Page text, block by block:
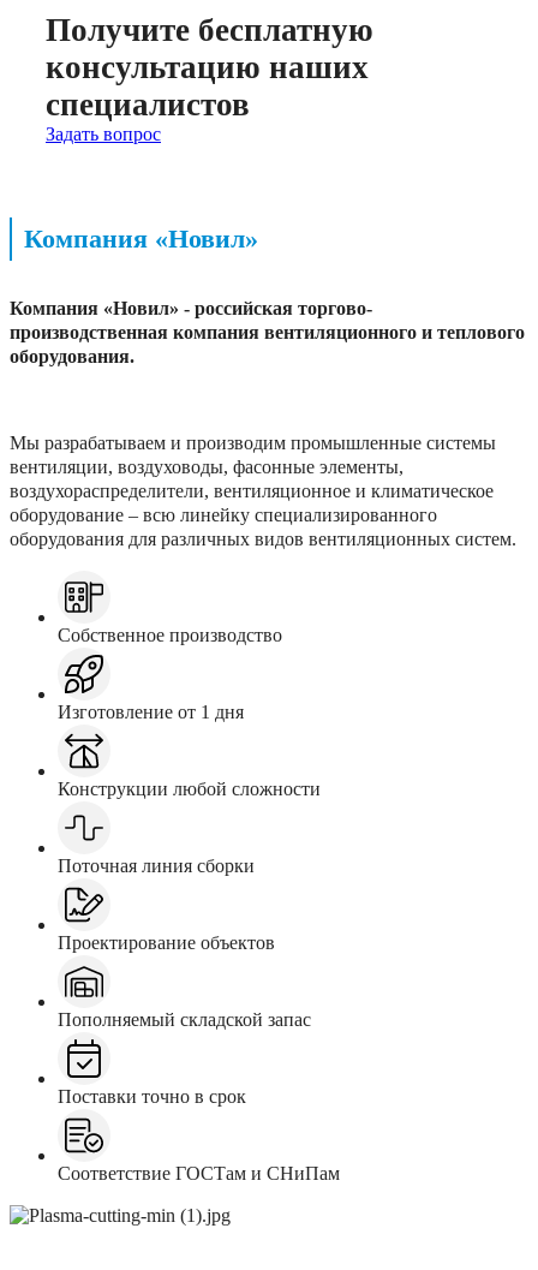
Получите бесплатную
консультацию наших
специалистов
Задать вопрос
Компания «Новил»
Компания «Новил» - российская торгово-
производственная компания вентиляционного и теплового
оборудования.
Мы разрабатываем и производим промышленные системы
вентиляции, воздуховоды, фасонные элементы,
воздухораспределители, вентиляционное и климатическое
оборудование – всю линейку специализированного
оборудования для различных видов вентиляционных систем.
Собственное производство
Изготовление от 1 дня
Конструкции любой сложности
Поточная линия сборки
Проектирование объектов
Пополняемый складской запас
Поставки точно в срок
Соответствие ГОСТам и СНиПам